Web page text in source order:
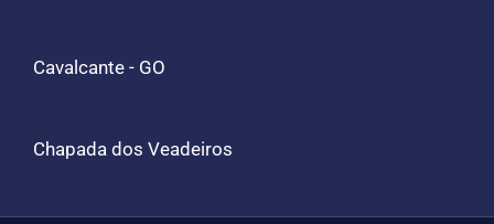
Cavalcante - GO
Chapada dos Veadeiros